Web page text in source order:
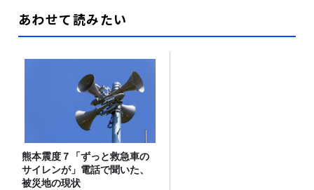
あわせて読みたい
熊本震度７「ずっと救急車の
サイレンが」電話で聞いた、
被災地の現状